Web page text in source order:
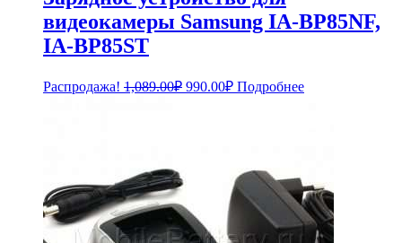
видеокамеры Samsung IA-BP85NF,
IA-BP85ST
Распродажа! 1,089.00₽ Первоначальная
990.00₽Текущая
цена:
Подробнее